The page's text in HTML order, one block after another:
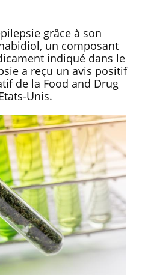
grâce à son
un composant
indiqué dans le
a reçu un avis positif
de la Food and Drug
Unis.